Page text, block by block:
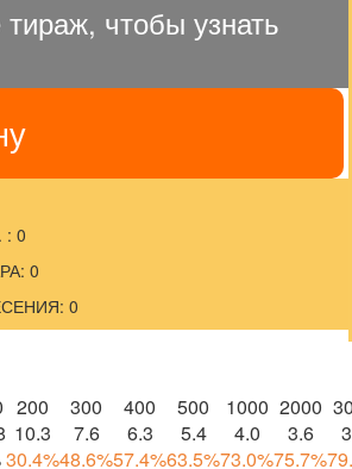
чтобы узнать
0
0
0
200 300 400 500 1000 2000
10.3 7.6 6.3 5.4 4.0 3.6
30.4%48.6%57.4%63.5%73.0%75.7%